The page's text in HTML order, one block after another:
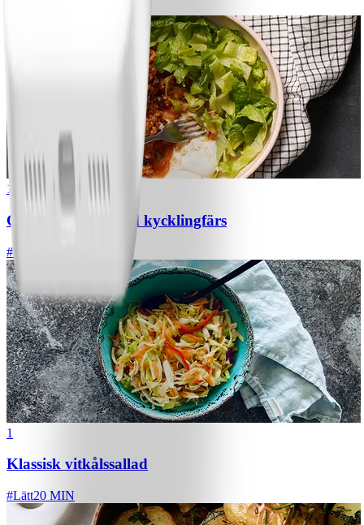
1
Chili con carne med kycklingfärs
#
1
Klassisk vitkålssallad
#Lätt20 MIN